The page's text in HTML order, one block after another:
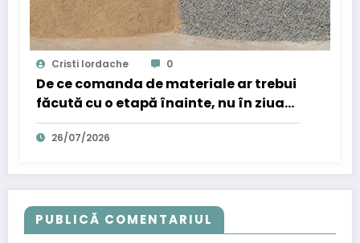
Cristi Iordache 0
De ce comanda de materiale ar trebui
făcută cu o etapă înainte, nu în ziua
în care ai nevoie de ele
26/07/2026
PUBLICĂ COMENTARIUL